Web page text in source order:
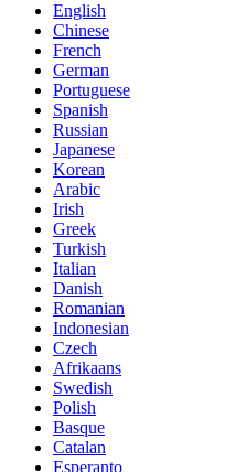
English
Chinese
French
German
Portuguese
Spanish
Russian
Japanese
Korean
Arabic
Irish
Greek
Turkish
Italian
Danish
Romanian
Indonesian
Czech
Afrikaans
Swedish
Polish
Basque
Catalan
Esperanto